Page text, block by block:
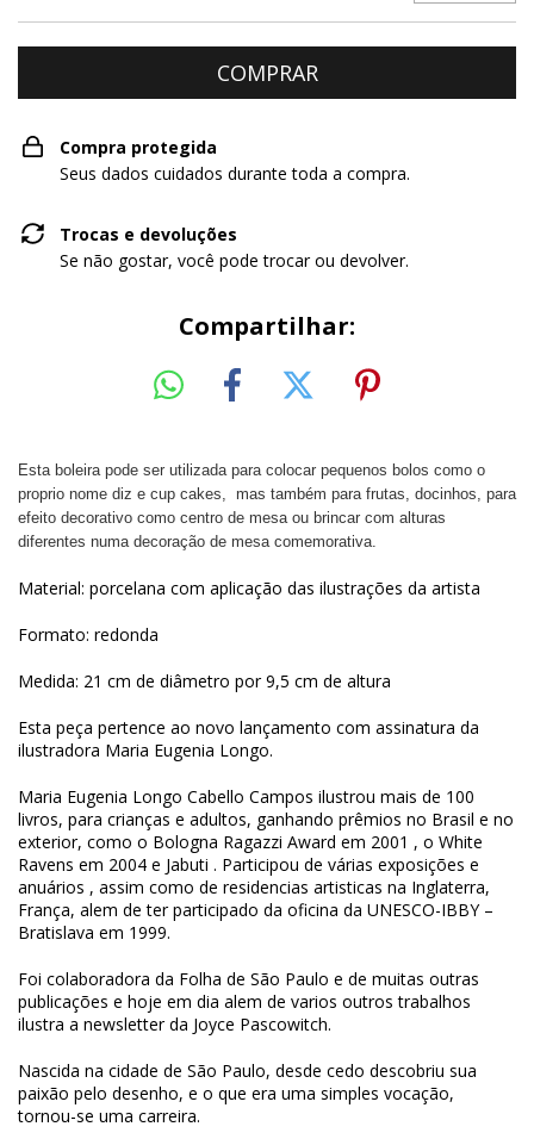
Compra protegida
Seus dados cuidados durante toda a compra.
Trocas e devoluções
Se não gostar, você pode trocar ou devolver.
Compartilhar:
Esta boleira pode ser utilizada para colocar pequenos bolos como o
proprio nome diz e cup cakes, mas também para frutas, docinhos, para
efeito decorativo como centro de mesa ou brincar com alturas
diferentes numa decoração de mesa comemorativa.
Material: porcelana com aplicação das ilustrações da artista
Formato: redonda
Medida: 21 cm de diâmetro por 9,5 cm de altura
Esta peça pertence ao novo lançamento com assinatura da
ilustradora Maria Eugenia Longo.
Maria Eugenia Longo Cabello Campos ilustrou mais de 100
livros, para crianças e adultos, ganhando prêmios no Brasil e no
exterior, como o Bologna Ragazzi Award em 2001 , o White
Ravens em 2004 e Jabuti . Participou de várias exposições e
anuários , assim como de residencias artisticas na Inglaterra,
França, alem de ter participado da oficina da UNESCO-IBBY –
Bratislava em 1999.
Foi colaboradora da Folha de São Paulo e de muitas outras
publicações e hoje em dia alem de varios outros trabalhos
ilustra a newsletter da Joyce Pascowitch.
Nascida na cidade de São Paulo, desde cedo descobriu sua
paixão pelo desenho, e o que era uma simples vocação,
tornou-se uma carreira.